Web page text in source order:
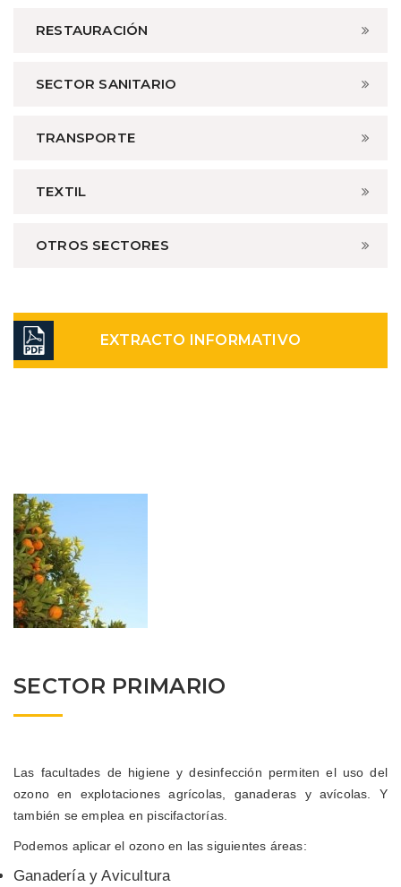
RESTAURACIÓN
SECTOR SANITARIO
TRANSPORTE
TEXTIL
OTROS SECTORES
EXTRACTO INFORMATIVO
SECTOR PRIMARIO
Las facultades de higiene y desinfección permiten el uso del
ozono en explotaciones agrícolas, ganaderas y avícolas. Y
también se emplea en piscifactorías.
Podemos aplicar el ozono en las siguientes áreas:
Ganadería y Avicultura